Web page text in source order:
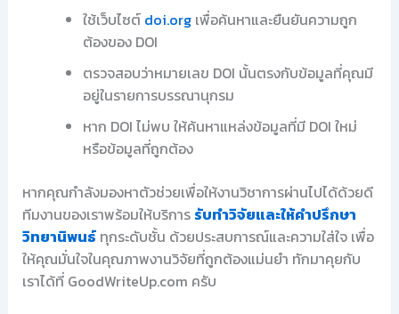
ใช้เว็บไซต์ doi.orgเพื่อค้นหาและยืนยันความถูก
ต้องของ DOI
ตรวจสอบว่าหมายเลข DOI นั้นตรงกับข้อมูลที่คุณมี
อยู่ในรายการบรรณานุกรม
หาก DOI ไม่พบ ให้ค้นหาแหล่งข้อมูลที่มี DOI ใหม่
หรือข้อมูลที่ถูกต้อง
หากคุณกำลังมองหาตัวช่วยเพื่อให้งานวิชาการผ่านไปได้ด้วยดี
ทีมงานของเราพร้อมให้บริการ รับทำวิจัยและให้คำปรึกษา
วิทยานิพนธ์ทุกระดับชั้น ด้วยประสบการณ์และความใส่ใจ เพื่อ
ให้คุณมั่นใจในคุณภาพงานวิจัยที่ถูกต้องแม่นยำ ทักมาคุยกับ
เราได้ที่ GoodWriteUp.com ครับ